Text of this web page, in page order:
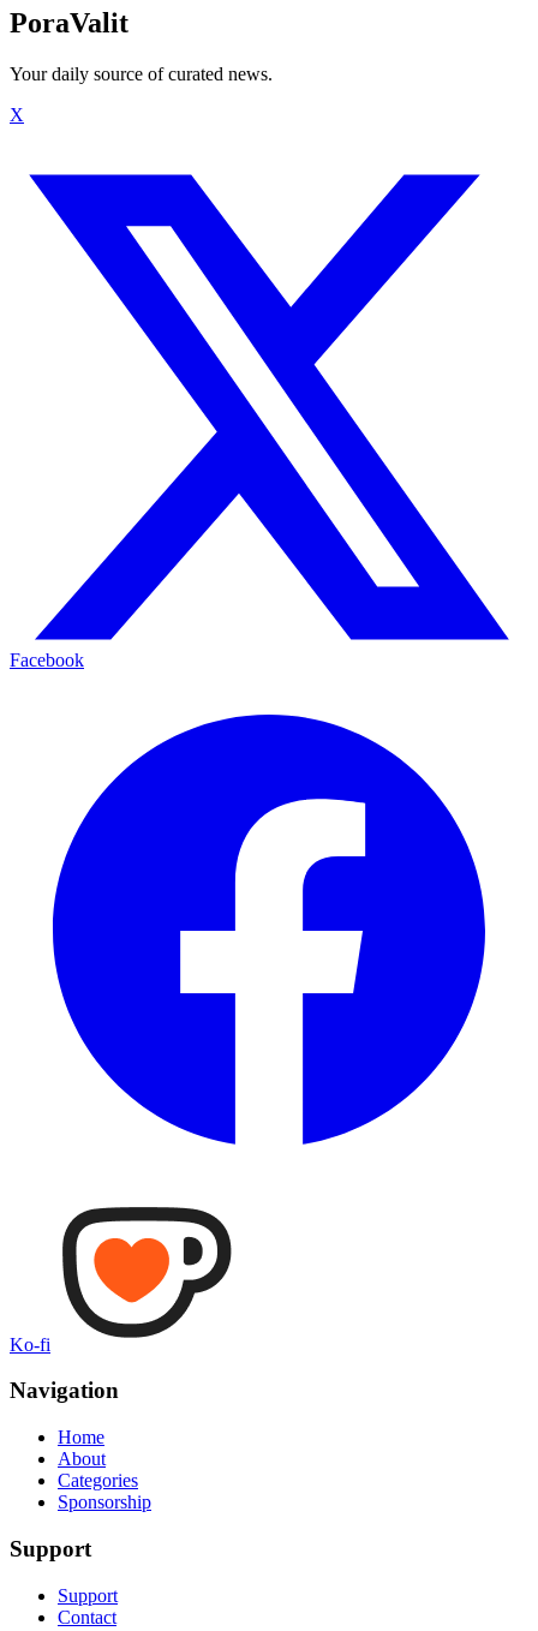
PoraValit
Your daily source of curated news.
X
Facebook
Ko-fi
Navigation
Home
About
Categories
Sponsorship
Support
Support
Contact